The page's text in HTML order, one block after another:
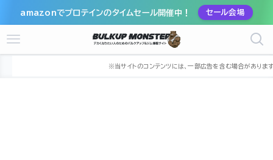
amazonでプロテインのタイムセール開催中！ セール会場
千葉県 松戸市